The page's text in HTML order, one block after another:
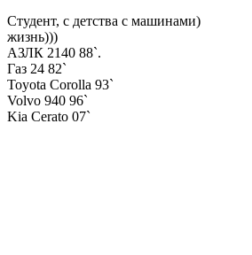
Студент, с детства с машинами)
жизнь)))
АЗЛК 2140 88`.
Газ 24 82`
Toyota Corolla 93`
Volvo 940 96`
Kia Cerato 07`